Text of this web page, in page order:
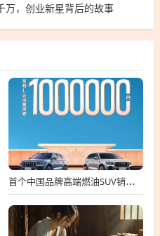
万，创业新星背后的故事
首个中国品牌高端燃油SUV销冠！吉利星越L总销量破100万台